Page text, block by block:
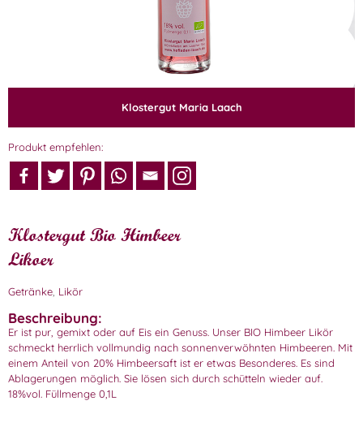
Klostergut Maria Laach
Produkt empfehlen:
Klostergut Bio Himbeer
Likoer
Getränke Likör
Beschreibung:
Er ist pur, gemixt oder auf Eis ein Genuss. Unser BIO Himbeer Likör
schmeckt herrlich vollmundig nach sonnenverwöhnten Himbeeren. Mit
einem Anteil von 20% Himbeersaft ist er etwas Besonderes. Es sind
Ablagerungen möglich. Sie lösen sich durch schütteln wieder auf.
18%vol. Füllmenge 0,1L